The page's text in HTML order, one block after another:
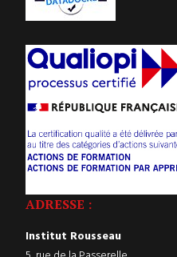
ADRESSE :
Institut Rousseau